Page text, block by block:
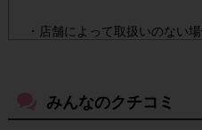
・店舗によって取扱いのない
・参加(申し込み)を回答前に
上限に達しても、掲載期間内
みんなのクチコミ